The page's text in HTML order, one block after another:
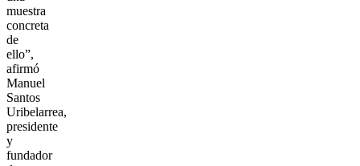
muestra
concreta
de
ello”,
afirmó
Manuel
Santos
Uribelarrea,
presidente
y
fundador